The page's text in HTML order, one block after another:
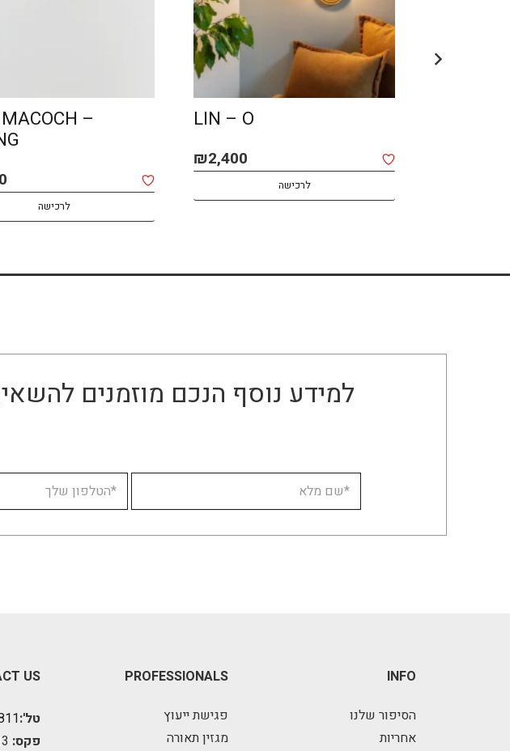
LIN – O
₪2,400
לרכישה
–
לרכישה
למידע נוסף הנכם מוזמנים
INFO
הסיפור שלנו
אחריות
PROFESSIONALS
פגישת ייעוץ
מגזין תאורה
US
טל':
פקס: